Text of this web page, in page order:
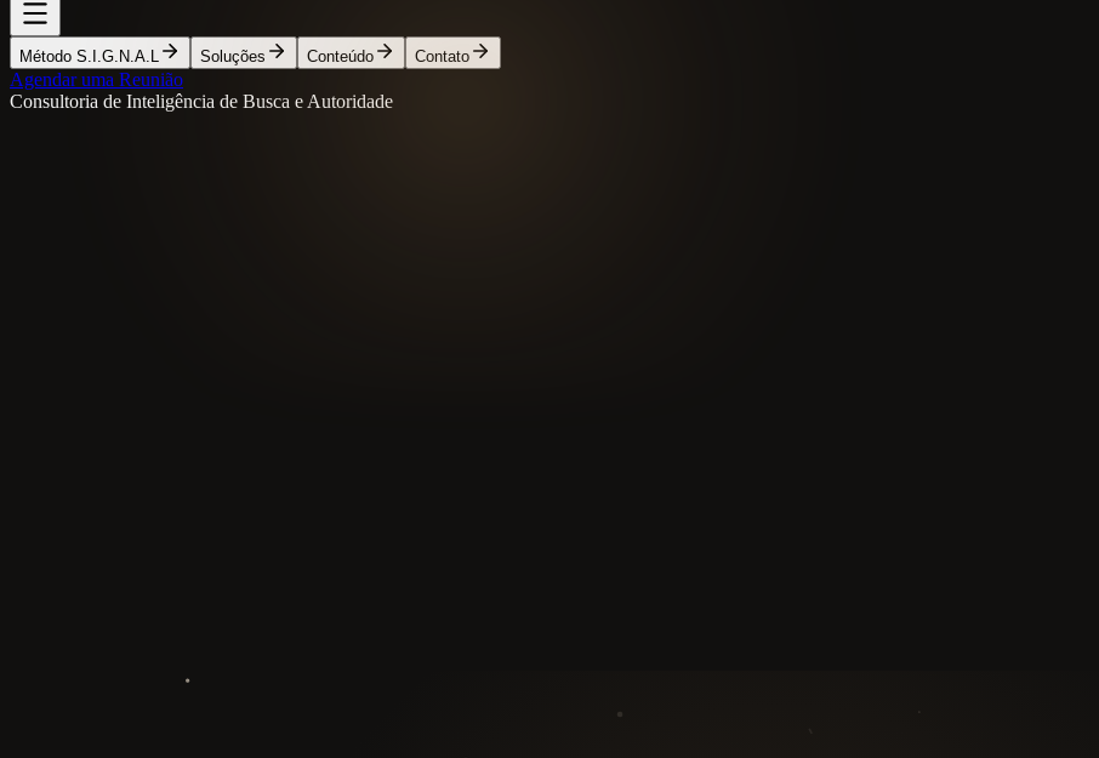
Método S.I.G.N.A.L Soluções Conteúdo Contato
Agendar uma Reunião
Consultoria de Inteligência de Busca e Autoridade